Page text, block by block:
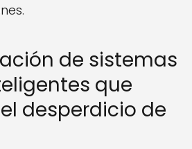
de sistemas
que
desperdicio de